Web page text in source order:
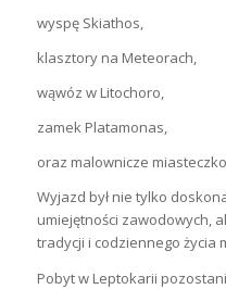
wyspę Skiathos,
klasztory na Meteorach,
wąwóz w Litochoro,
zamek Platamonas,
oraz malownicze
Wyjazd był nie tylko
umiejętności zawodowych,
tradycji i codziennego życia
Pobyt w Leptokarii